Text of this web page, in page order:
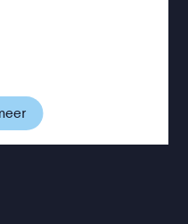
drang om
en al snel zijn de
Sofia’s chauffeur,